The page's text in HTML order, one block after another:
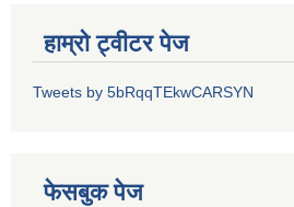
हाम्रो ट्वीटर पेज
Tweets by 5bRqqTEkwCARSYN
फेसबुक पेज